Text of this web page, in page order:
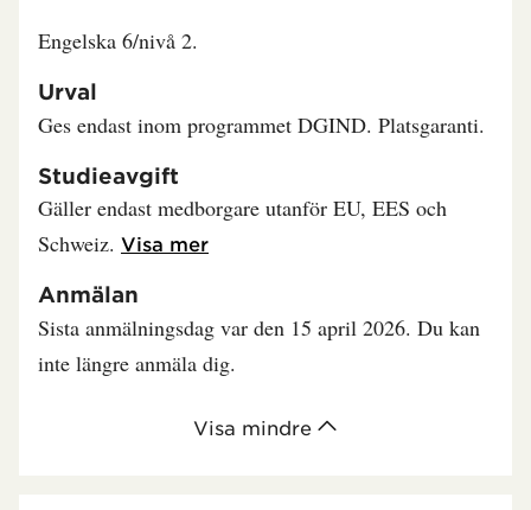
Visa mindre
Engelska 6/nivå 2.
Urval
Ges endast inom programmet DGIND. Platsgaranti.
Studieavgift
Gäller endast medborgare utanför EU, EES och
Schweiz. Visa merLäs mer om Studieavgift
Anmälan
Sista anmälningsdag var den 15 april 2026. Du kan
inte längre anmäla dig.